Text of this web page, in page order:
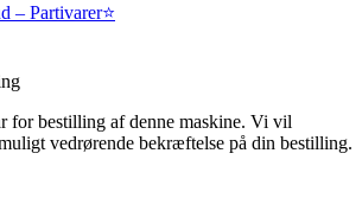
– Partivarer⭐
for bestilling af denne maskine. Vi vil
vedrørende bekræftelse på din bestilling.